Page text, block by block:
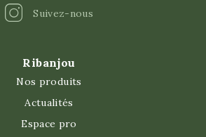
Suivez-nous
Instagram
Ribanjou
Nos produits
Actualités
Espace pro